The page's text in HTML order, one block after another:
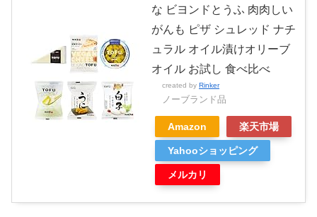
な ビヨンドとうふ 肉肉しい
がんも ピザ シュレッド ナチ
ュラル オイル漬けオリーブ
オイル お試し 食べ比べ
created by Rinker
ノーブランド品
Amazon 楽天市場
Yahooショッピング
メルカリ